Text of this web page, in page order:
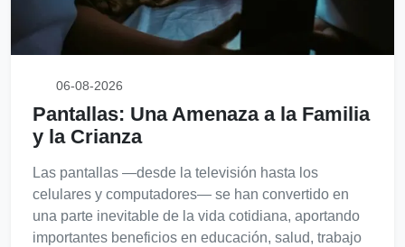
06-08-2026
Pantallas: Una Amenaza a la Familia
y la Crianza
Las pantallas —desde la televisión hasta los
celulares y computadores— se han convertido en
una parte inevitable de la vida cotidiana, aportando
importantes beneficios en educación, salud, trabajo